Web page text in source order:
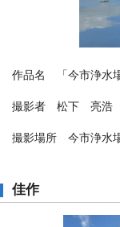
作品名 「今市浄水
撮影者 松下 亮浩
撮影場所 今市浄水
佳作